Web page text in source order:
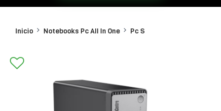
Inicio Notebooks Pc All In One Pc S